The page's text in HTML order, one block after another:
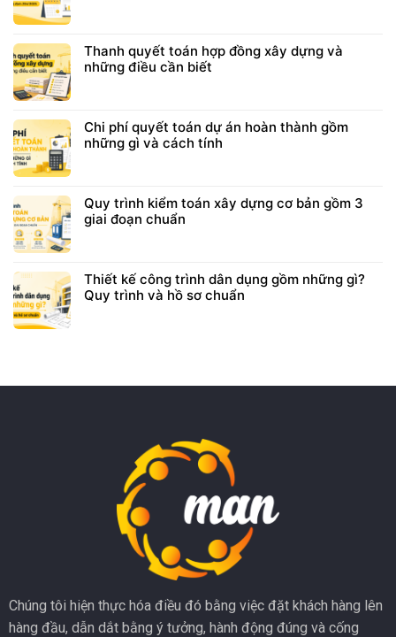
Thanh quyết toán hợp đồng xây dựng và
những điều cần biết
Chi phí quyết toán dự án hoàn thành gồm
những gì và cách tính
Quy trình kiểm toán xây dựng cơ bản gồm 3
giai đoạn chuẩn
Thiết kế công trình dân dụng gồm những gì?
Quy trình và hồ sơ chuẩn
Chúng tôi hiện thực hóa điều đó bằng việc đặt khách hàng lên
hàng đầu, dẫn dắt bằng ý tưởng, hành động đúng và cống